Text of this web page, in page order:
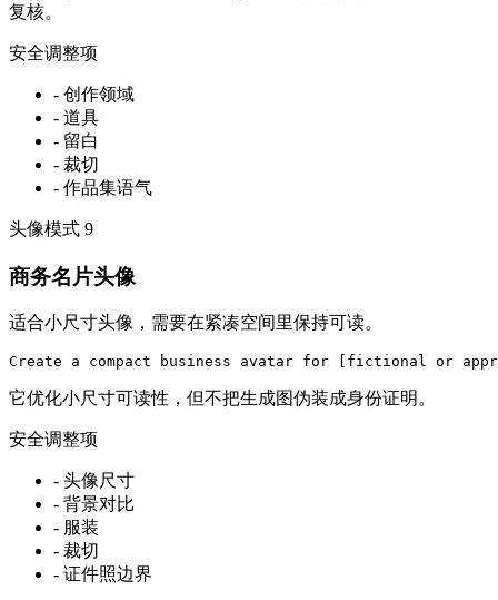
复核。
安全调整项
- 创作领域
- 道具
- 留白
- 裁切
- 作品集语气
头像模式 9
商务名片头像
适合小尺寸头像，需要在紧凑空间里保持可读。
Create a compact business avatar for [fictional or
它优化小尺寸可读性，但不把生成图伪装成身份证明。
安全调整项
- 头像尺寸
- 背景对比
- 服装
- 裁切
- 证件照边界